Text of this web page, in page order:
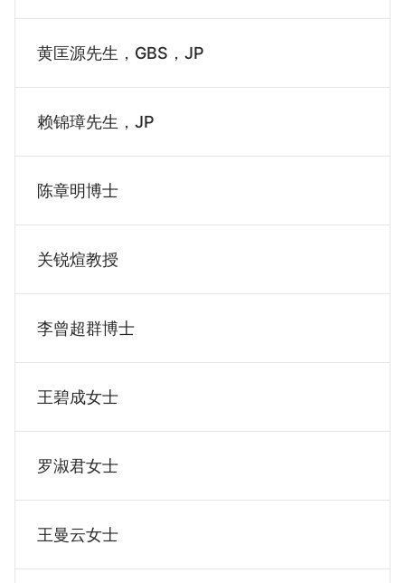
黄匡源先生，GBS，JP
赖锦璋先生，JP
陈章明博士
关锐煊教授
李曾超群博士
王碧成女士
罗淑君女士
王曼云女士